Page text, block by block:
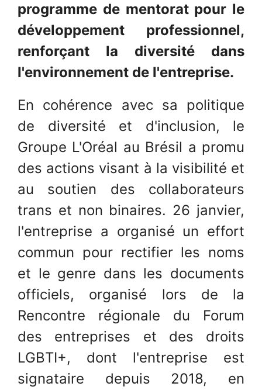
programme de mentorat pour le
développement professionnel,
renforçant la diversité dans
l'environnement de l'entreprise.
En cohérence avec sa politique
de diversité et d'inclusion, le
Groupe L'Oréal au Brésil a promu
des actions visant à la visibilité et
au soutien des collaborateurs
trans et non binaires. 26 janvier,
l'entreprise a organisé un effort
commun pour rectifier les noms
et le genre dans les documents
officiels, organisé lors de la
Rencontre régionale du Forum
des entreprises et des droits
LGBTI+, dont l'entreprise est
signataire depuis 2018, en